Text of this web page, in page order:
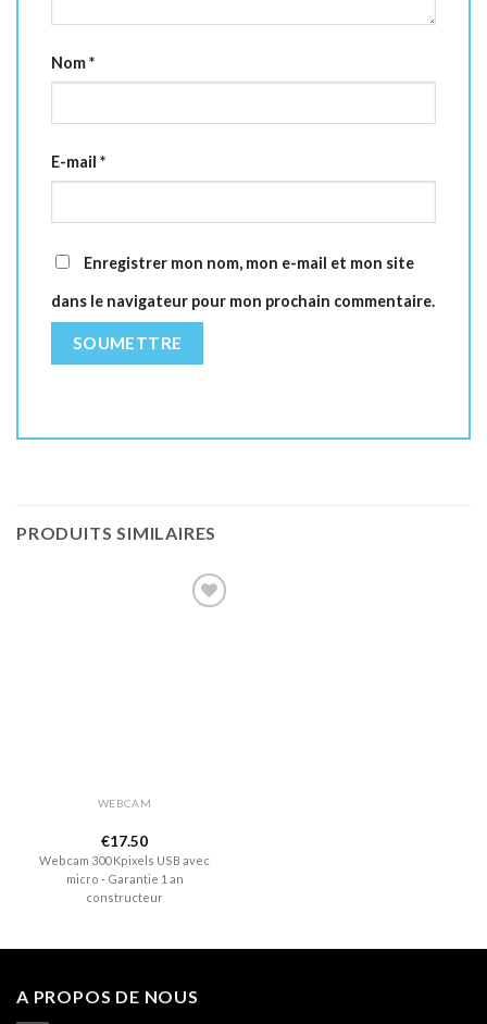
Nom*
E-mail *
Enregistrer mon nom, mon e-mail et mon site
dans le navigateur pour mon prochain commentaire.
PRODUITS SIMILAIRES
WEBCAM
€17.50
Webcam 300 Kpixels USB avec
micro - Garantie 1 an
constructeur
A PROPOS DE NOUS